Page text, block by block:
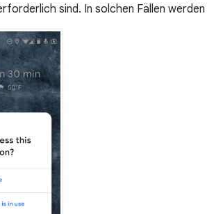
sind. In solchen Fällen